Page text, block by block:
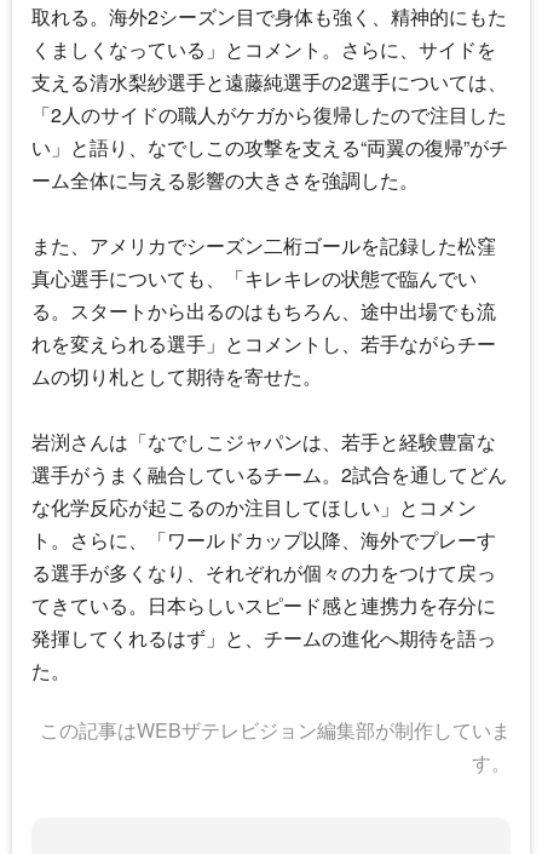
取れる。海外2シーズン目で身体も強く、精神的にもた
くましくなっている」とコメント。さらに、サイドを
支える清水梨紗選手と遠藤純選手の2選手については、
「2人のサイドの職人がケガから復帰したので注目した
い」と語り、なでしこの攻撃を支える“両翼の復帰”がチ
ーム全体に与える影響の大きさを強調した。
また、アメリカでシーズン二桁ゴールを記録した松窪
真心選手についても、「キレキレの状態で臨んでい
る。スタートから出るのはもちろん、途中出場でも流
れを変えられる選手」とコメントし、若手ながらチー
ムの切り札として期待を寄せた。
岩渕さんは「なでしこジャパンは、若手と経験豊富な
選手がうまく融合しているチーム。2試合を通してどん
な化学反応が起こるのか注目してほしい」とコメン
ト。さらに、「ワールドカップ以降、海外でプレーす
る選手が多くなり、それぞれが個々の力をつけて戻っ
てきている。日本らしいスピード感と連携力を存分に
発揮してくれるはず」と、チームの進化へ期待を語っ
た。
この記事はWEBザテレビジョン編集部が制作していま
す。